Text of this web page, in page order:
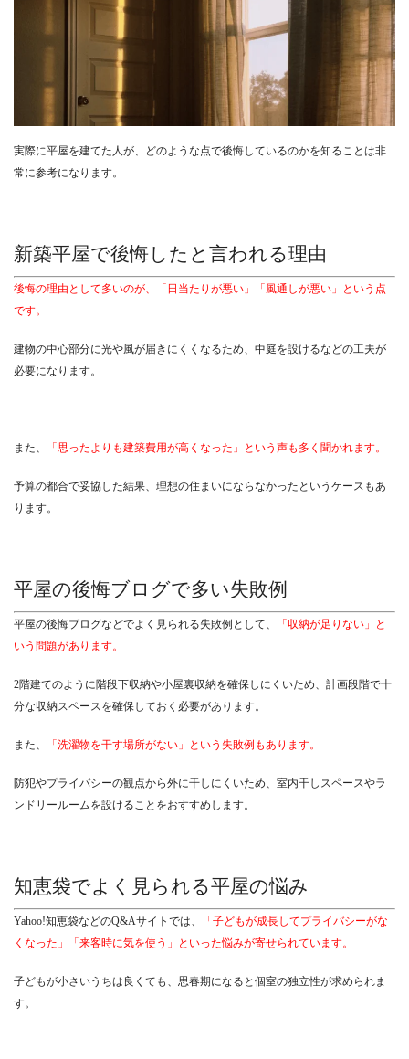
実際に平屋を建てた人が、どのような点で後悔しているのかを知ることは非
常に参考になります。
新築平屋で後悔したと言われる理由
後悔の理由として多いのが、「日当たりが悪い」「風通しが悪い」という点
です。
建物の中心部分に光や風が届きにくくなるため、中庭を設けるなどの工夫が
必要になります。
また、 「思ったよりも建築費用が高くなった」という声も多く聞かれます。
予算の都合で妥協した結果、理想の住まいにならなかったというケースもあ
ります。
平屋の後悔ブログで多い失敗例
平屋の後悔ブログなどでよく見られる失敗例として、
「収納が足りない」と
いう問題があります。
2階建てのように階段下収納や小屋裏収納を確保しにくいため、計画段階で十
分な収納スペースを確保しておく必要があります。
また、 「洗濯物を干す場所がない」という失敗例もあります。
防犯やプライバシーの観点から外に干しにくいため、室内干しスペースやラ
ンドリールームを設けることをおすすめします。
知恵袋でよく見られる平屋の悩み
Yahoo!知恵袋などのQ&Aサイトでは、
「子どもが成長してプライバシーがな
くなった」「来客時に気を使う」といった悩みが寄せられています。
子どもが小さいうちは良くても、思春期になると個室の独立性が求められま
す。